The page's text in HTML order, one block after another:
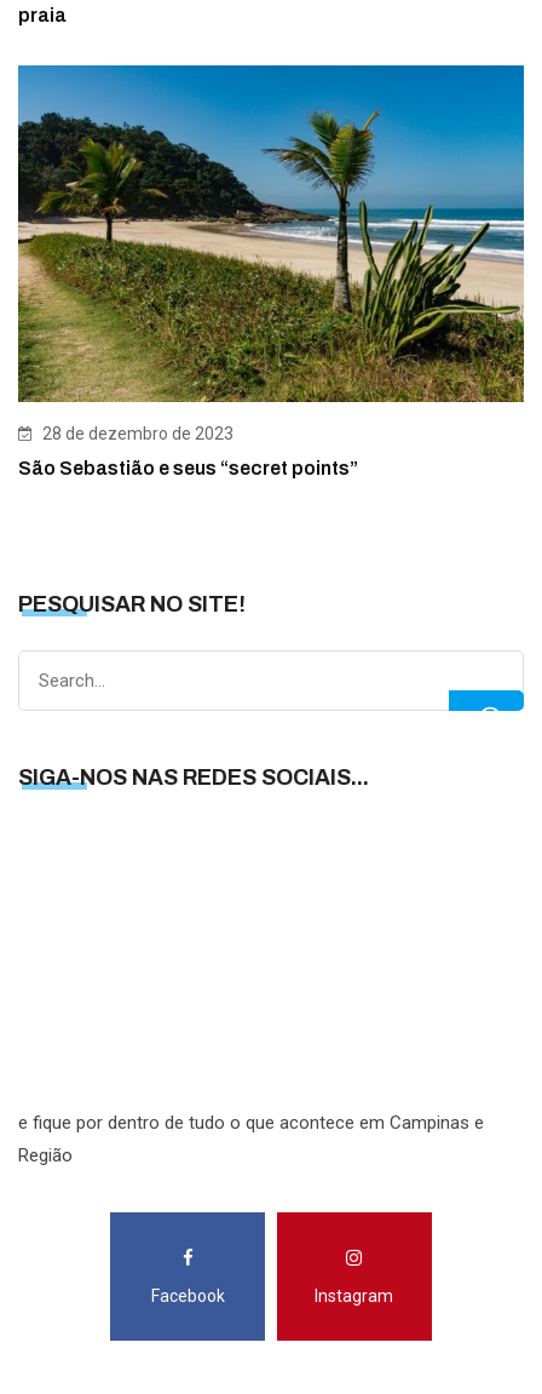
praia
28 de dezembro de 2023
São Sebastião e seus “secret points”
PESQUISAR NO SITE!
SIGA-NOS NAS REDES SOCIAIS...
e fique por dentro de tudo o que acontece em Campinas e
Região
Facebook Instagram